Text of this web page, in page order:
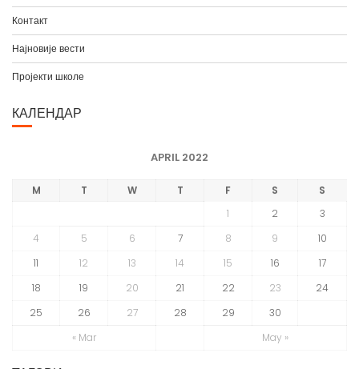
Контакт
Најновије вести
Пројекти школе
КАЛЕНДАР
APRIL 2022
M T W T F S S
« Mar May »
1 2
3
4
5 6 7 8 9
10
11
12 13 14 15 16
17
18
19 20 21 22 23
24
25
26 27 28 29 30